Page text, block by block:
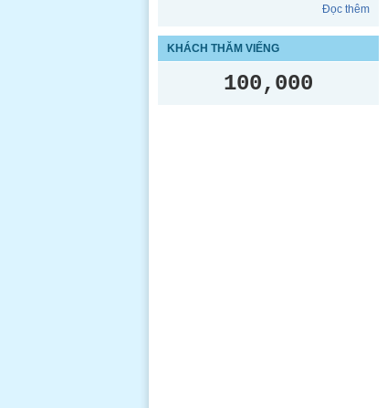
Đọc thêm
KHÁCH THĂM VIẾNG
100,000